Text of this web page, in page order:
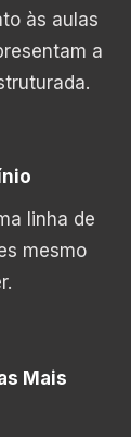
às aulas
a
linha de
mesmo
Mais